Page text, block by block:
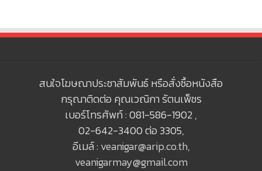
สนใจโฆษณาประชาสัมพันธ์ หรือสั่งซื้อหนังสือ
กรุณาติดต่อ คุณเวณิกา รัตนเพ็ชร
เบอร์โทรศัพท์ : 081-586-1902 ,
02-642-3400 ต่อ 3305,
อีเมล์ : veanigar@arip.co.th,
veanigarmay@gmail.com